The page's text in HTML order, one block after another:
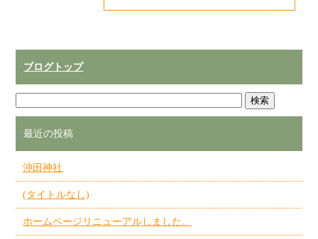
ブログトップ
最近の投稿
沖田神社
(タイトルなし)
ホームページリニューアルしました。